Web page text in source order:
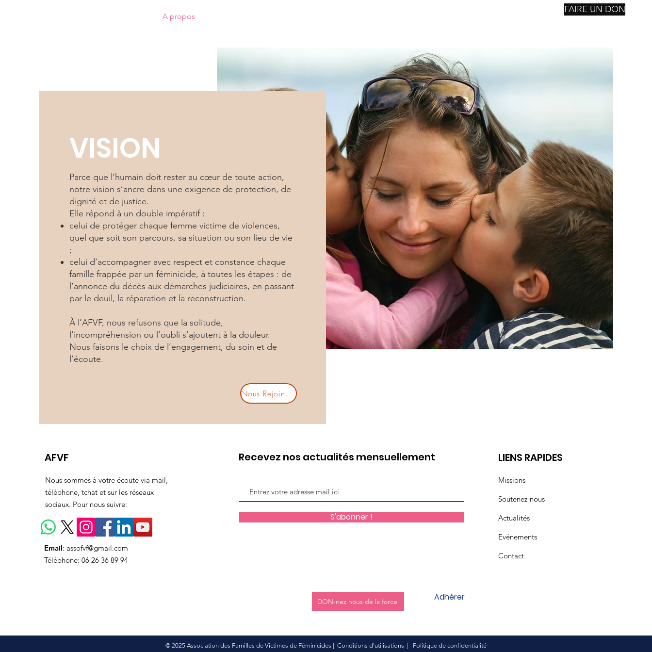
A propos Notre Fondation
FAIRE UN DON
VISION
Parce que l’humain doit rester au cœur de toute action,
notre vision s’ancre dans une exigence de protection, de
dignité et de justice.
Elle répond à un double impératif :
celui de protéger chaque femme victime de violences,
quel que soit son parcours, sa situation ou son lieu de vie
;
celui d’accompagner avec respect et constance chaque
famille frappée par un féminicide, à toutes les étapes : de
l’annonce du décès aux démarches judiciaires, en passant
par le deuil, la réparation et la reconstruction.
À l’AFVF, nous refusons que la solitude,
l’incompréhension ou l’oubli s’ajoutent à la douleur.
Nous faisons le choix de l’engagement, du soin et de
l’écoute.
Nous Rejoindre
AFVF
Nous sommes à votre écoute via mail,
téléphone, tchat et sur les réseaux
sociaux. Pour nous suivre:
Email: assofvf@gmail.com
Téléphone: 06 26 36 89 94
Recevez nos actualités mensuellement
S'abonner !
LIENS RAPIDES
Missions
Soutenez-nous
Actualités
Evénements
Contact
DON-nez nous de la force Adhérer
© 2025 Association des Familles de Victimes de Féminicides | Conditions d'utilisations | Politique de confidentialité